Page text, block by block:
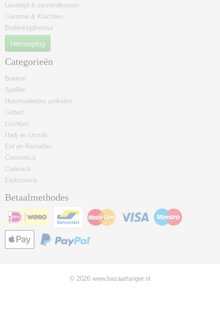
Levertijd & verzendkosten
Garantie & Klachten
Bedenktijd/retour
Herroeping
Categorieën
Boeken
Spellen
Huishoudelijke artikelen
Gebed
Luchtjes
Hadj en Umrah
Eid en Ramadan
Cosmetica
Cadeau's
Elektronica
Betaalmethodes
© 2026 www.bazaartanger.nl